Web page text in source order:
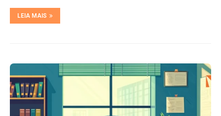
LEIA MAIS